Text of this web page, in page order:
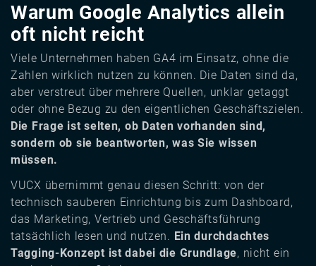
Warum Google Analytics allein
oft nicht reicht
Viele Unternehmen haben GA4 im Einsatz, ohne die
Zahlen wirklich nutzen zu können. Die Daten sind da,
aber verstreut über mehrere Quellen, unklar getaggt
oder ohne Bezug zu den eigentlichen Geschäftszielen.
Die Frage ist selten, ob Daten vorhanden sind,
sondern ob sie beantworten, was Sie wissen
müssen.
VUCX übernimmt genau diesen Schritt: von der
technisch sauberen Einrichtung bis zum Dashboard,
das Marketing, Vertrieb und Geschäftsführung
tatsächlich lesen und nutzen. Ein durchdachtes
Tagging-Konzept ist dabei die Grundlage, nicht ein